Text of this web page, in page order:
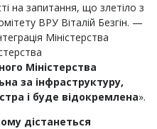
на запитання, що злетіло з
ВРУ Віталій Безгін. —
Міністерства
Міністерства
за інфраструктуру,
і буде відокремлена».
дістанеться